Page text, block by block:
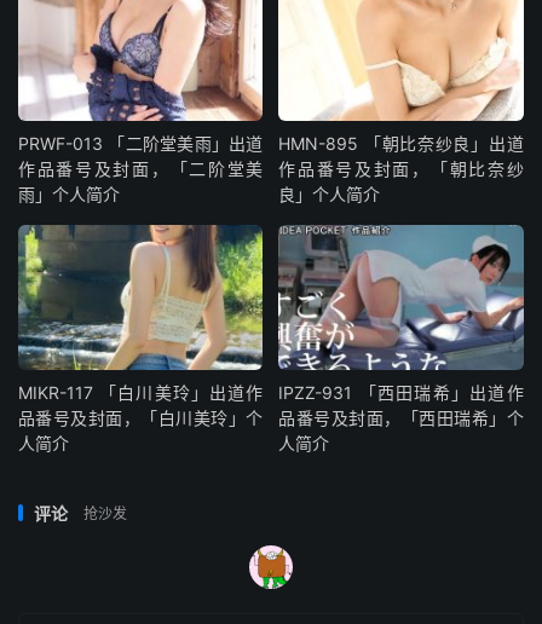
PRWF-013 「二阶堂美雨」出道
作品番号及封面，「二阶堂美
雨」个人简介
HMN-895 「朝比奈纱良」出道
作品番号及封面，「朝比奈纱
良」个人简介
MIKR-117 「白川美玲」出道作
品番号及封面，「白川美玲」个
人简介
IPZZ-931 「西田瑞希」出道作
品番号及封面，「西田瑞希」个
人简介
评论 抢沙发